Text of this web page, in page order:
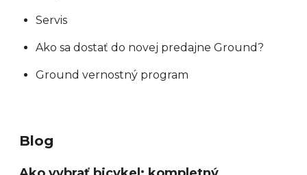
Servis
Ako sa dostať do novej predajne Ground?
Ground vernostný program
Blog